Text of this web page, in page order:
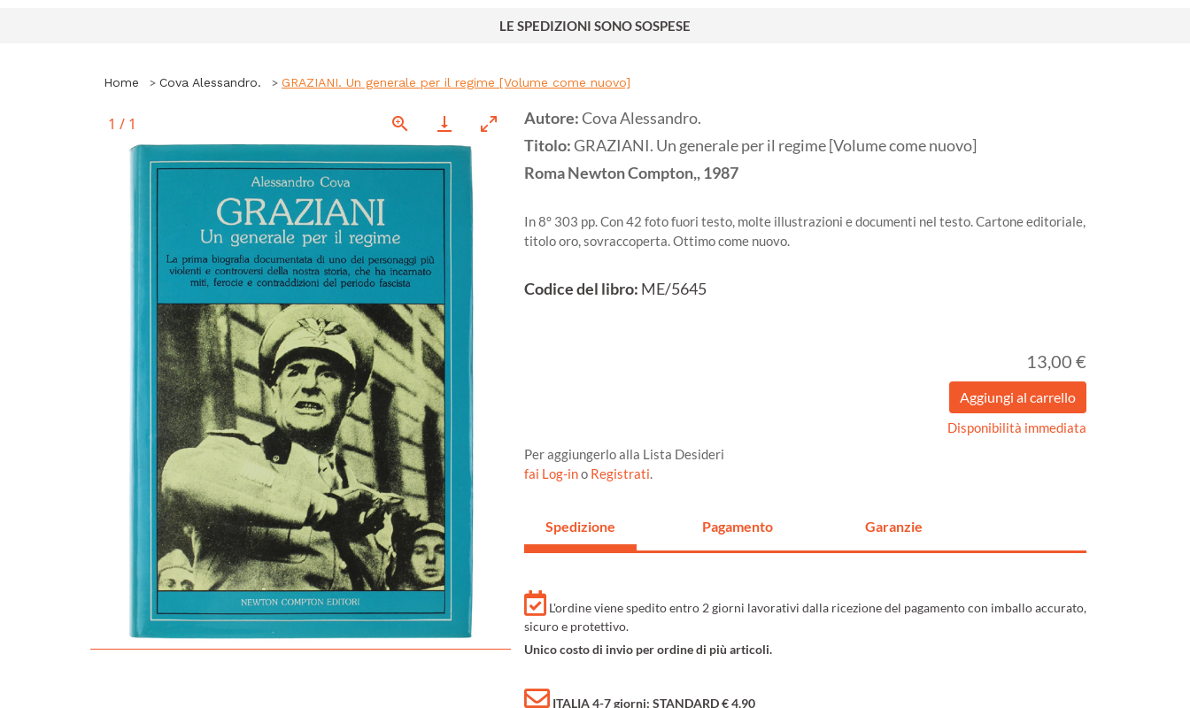
LE SPEDIZIONI SONO SOSPESE
Home Cova Alessandro. GRAZIANI. Un generale per il regime [Volume come nuovo]
1 / 1 Autore:Cova Alessandro.
Titolo:GRAZIANI. Un generale per il regime [Volume come nuovo]
RomaNewton Compton,,1987
In 8° 303 pp. Con 42 foto fuori testo, molte illustrazioni e documenti nel testo. Cartone editoriale,
titolo oro, sovraccoperta. Ottimo come nuovo.
Codice del libro: ME/5645
13,00 €
Disponibilità immediata
Per aggiungerlo alla Lista Desideri
fai Log-ino Registrati.
Spedizione Pagamento Garanzie
L'ordine viene spedito entro 2 giorni lavorativi dalla ricezione del pagamento con imballo accurato,
sicuro e protettivo.
Unico costo di invio per ordine di più articoli.
ITALIA 4-7 giorni: STANDARD € 4,90